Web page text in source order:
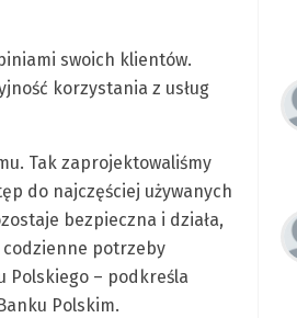
swoich klientów.
korzystania z usług
Tak zaprojektowaliśmy
do najczęściej używanych
bezpieczna i działa,
codzienne potrzeby
Polskiego – podkreśla
Polskim.